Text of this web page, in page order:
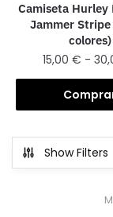
Camiseta Hurley
Jammer Stripe
colores)
15,00€ -
Show Filters